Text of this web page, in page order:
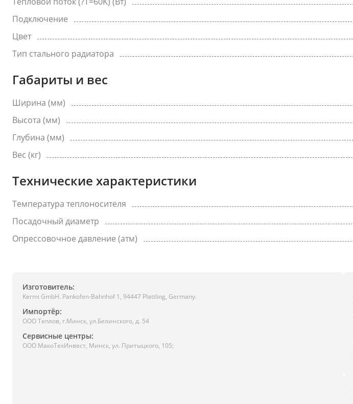
Подключение
Цвет
Тип стального радиатора
Габариты и вес
Ширина (мм)
Высота (мм)
Глубина (мм)
Вес (кг)
Технические характеристики
Температура теплоносителя
Посадочный диаметр
Опрессовочное давление (атм)
Изготовитель:
Kermi GmbH. Pankofen-Bahnhof 1, 94447 Plattling, Germany.
Импортёр:
ООО Теплов, г.Минск, ул.Белинского, д. 54
Сервисные центры:
ООО МакоТехИнвест, Минск, ул. Притыцкого, 105;